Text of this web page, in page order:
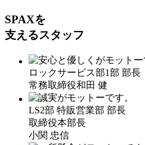
SPAXを
支えるスタッフ
ロックサービス部1部 部長
常務取締役和田 健
LS2部 特販営業部 部長
取締役本部長
小関 忠信